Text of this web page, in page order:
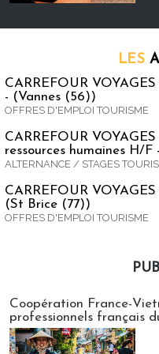
LES
CARREFOUR
- (Vannes (56))
OFFRES D'EMPLOI TOURISME
CARREFOUR
ressources humaines H/
ALTERNANCE / STAGES
CARREFOUR
(St Brice (77))
OFFRES D'EMPLOI TOURISME
Coopération France-
professionnels français